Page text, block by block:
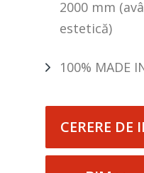
2000 mm
estetică)
100% MADE
CERERE